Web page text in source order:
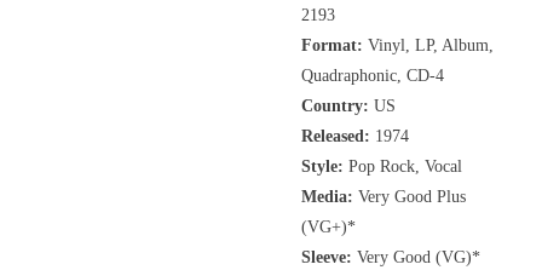
2193
Format: Vinyl, LP, Album,
Quadraphonic, CD-4
Country: US
Released: 1974
Style: Pop Rock, Vocal
Media: Very Good Plus
(VG+)*
Sleeve: Very Good (VG)*